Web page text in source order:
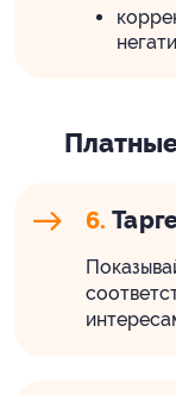
6.